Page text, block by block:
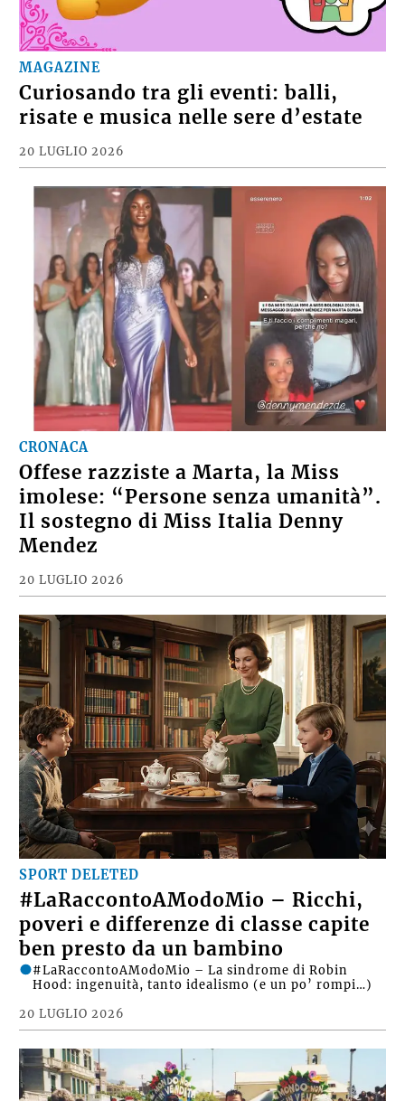
MAGAZINE
Curiosando tra gli eventi: balli,
risate e musica nelle sere d’estate
20 LUGLIO 2026
CRONACA
Offese razziste a Marta, la Miss
imolese: “Persone senza umanità”.
Il sostegno di Miss Italia Denny
Mendez
20 LUGLIO 2026
SPORT DELETED
#LaRaccontoAModoMio – Ricchi,
poveri e differenze di classe capite
ben presto da un bambino
20 LUGLIO 2026
#LaRaccontoAModoMio – La sindrome di Robin
Hood: ingenuità, tanto idealismo (e un po’ rompi…)